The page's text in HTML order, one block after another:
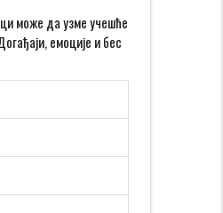
може да узме учешће
емоције и бес